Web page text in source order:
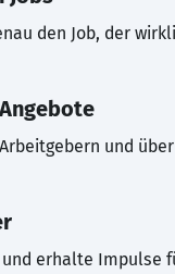
den Job, der
und
erhalte Impulse